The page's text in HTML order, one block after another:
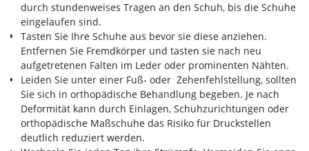
durch stundenweises Tragen an den Schuh, bis die Schuhe
eingelaufen sind.
Tasten Sie Ihre Schuhe aus bevor sie diese anziehen.
Entfernen Sie Fremdkörper und tasten sie nach neu
aufgetretenen Falten im Leder oder prominenten Nähten.
Leiden Sie unter einer Fuß- oder Zehenfehlstellung, sollten
Sie sich in orthopädische Behandlung begeben. Je nach
Deformität kann durch Einlagen, Schuhzurichtungen oder
orthopädische Maßschuhe das Risiko für Druckstellen
deutlich reduziert werden.